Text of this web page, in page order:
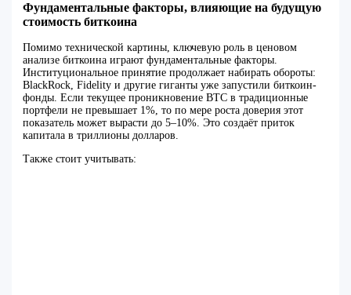
Фундаментальные факторы, влияющие на будущую
стоимость биткоина
Помимо технической картины, ключевую роль в ценовом
анализе биткоина играют фундаментальные факторы.
Институциональное принятие продолжает набирать обороты:
BlackRock, Fidelity и другие гиганты уже запустили биткоин-
фонды. Если текущее проникновение BTC в традиционные
портфели не превышает 1%, то по мере роста доверия этот
показатель может вырасти до 5–10%. Это создаёт приток
капитала в триллионы долларов.
Также стоит учитывать: